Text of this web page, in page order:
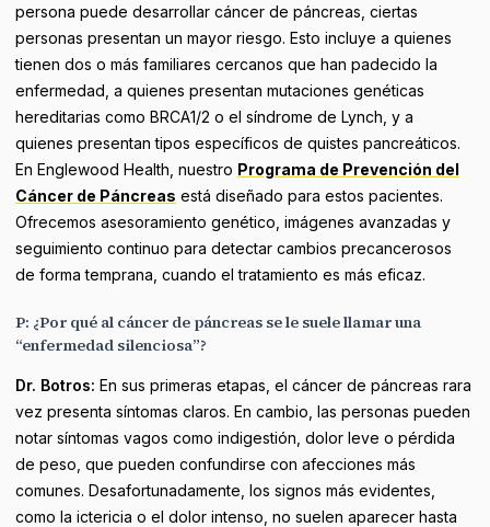
persona puede desarrollar cáncer de páncreas, ciertas
personas presentan un mayor riesgo. Esto incluye a quienes
tienen dos o más familiares cercanos que han padecido la
enfermedad, a quienes presentan mutaciones genéticas
hereditarias como BRCA1/2 o el síndrome de Lynch, y a
quienes presentan tipos específicos de quistes pancreáticos.
En Englewood Health, nuestro Programa de Prevención del
Cáncer de Páncreas está diseñado para estos pacientes.
Ofrecemos asesoramiento genético, imágenes avanzadas y
seguimiento continuo para detectar cambios precancerosos
de forma temprana, cuando el tratamiento es más eficaz.
P: ¿Por qué al cáncer de páncreas se le suele llamar una
“enfermedad silenciosa”?
Dr. Botros: En sus primeras etapas, el cáncer de páncreas rara
vez presenta síntomas claros. En cambio, las personas pueden
notar síntomas vagos como indigestión, dolor leve o pérdida
de peso, que pueden confundirse con afecciones más
comunes. Desafortunadamente, los signos más evidentes,
como la ictericia o el dolor intenso, no suelen aparecer hasta